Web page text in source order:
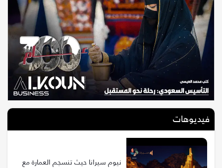
فيديوهات
نيوم سيرانا حيث تنسجم العمارة مع